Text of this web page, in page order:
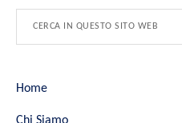
Home
Chi Siamo